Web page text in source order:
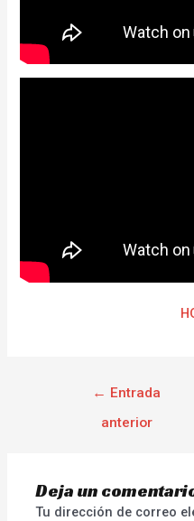
← Entrada
anterior
Deja un
Tu dirección de correo